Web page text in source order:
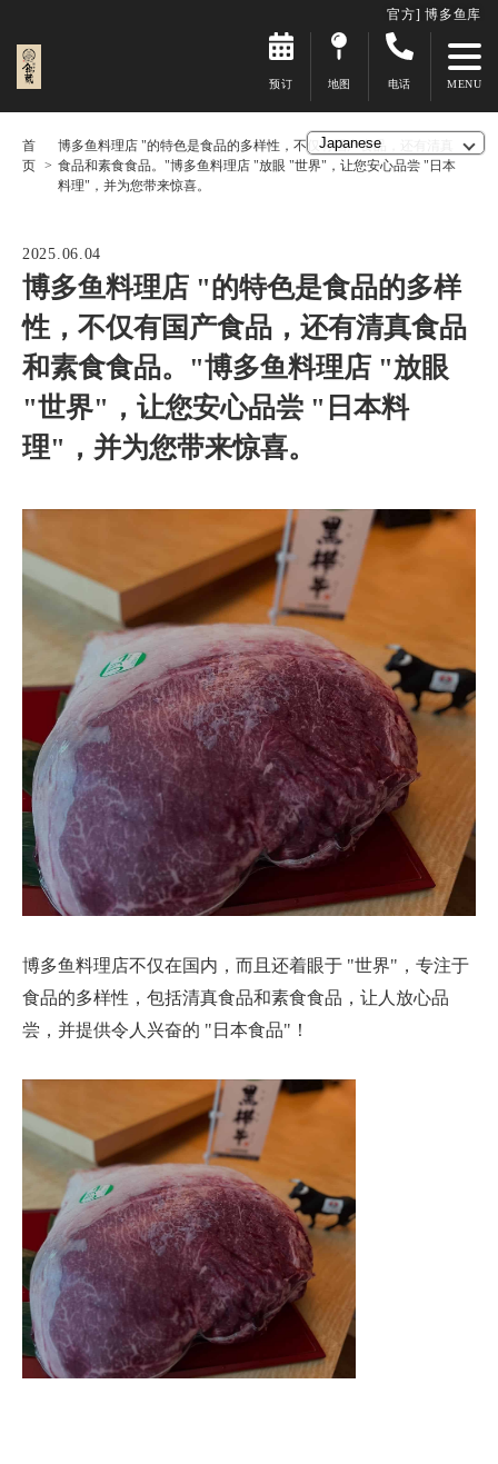
官方] 博多鱼库
预订 地图 电话
首
页
博多鱼料理店 "的特色是食品的多样性，不仅有国产食品，还有清真
食品和素食食品。"博多鱼料理店 "放眼 "世界"，让您安心品尝 "日本
料理"，并为您带来惊喜。
2025.06.04
博多鱼料理店 "的特色是食品的多样
性，不仅有国产食品，还有清真食品
和素食食品。"博多鱼料理店 "放眼
"世界"，让您安心品尝 "日本料
理"，并为您带来惊喜。
博多鱼料理店不仅在国内，而且还着眼于 "世界"，专注于
食品的多样性，包括清真食品和素食食品，让人放心品
尝，并提供令人兴奋的 "日本食品"！